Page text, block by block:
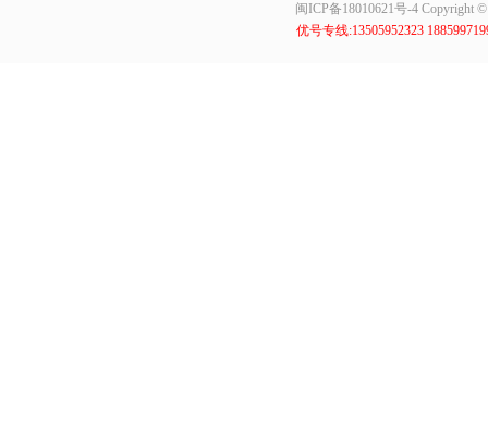
闽ICP备18010621号-4 Copyright
优号专线:13505952323